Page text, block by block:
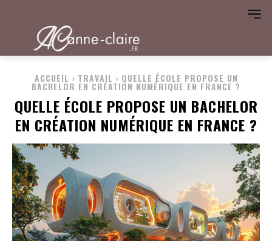
ACCUEIL TRAVAIL QUELLE ÉCOLE PROPOSE UN
BACHELOR EN CRÉATION NUMÉRIQUE EN FRANCE ?
QUELLE ÉCOLE PROPOSE UN BACHELOR
EN CRÉATION NUMÉRIQUE EN FRANCE ?